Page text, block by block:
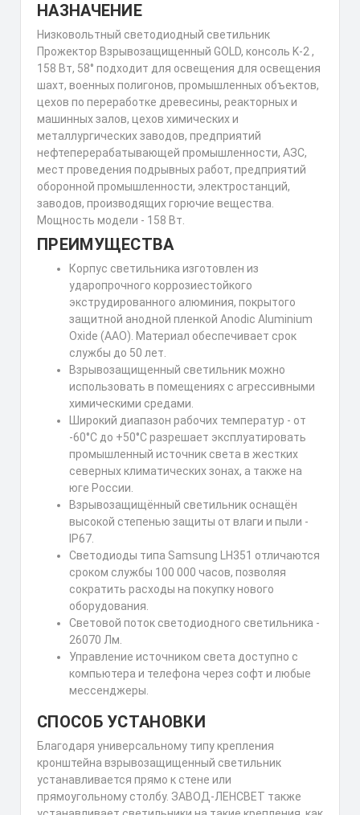
НАЗНАЧЕНИЕ
Низковольтный светодиодный светильник
Прожектор Взрывозащищенный GOLD, консоль K-2 ,
158 Вт, 58° подходит для освещения для освещения
шахт, военных полигонов, промышленных объектов,
цехов по переработке древесины, реакторных и
машинных залов, цехов химических и
металлургических заводов, предприятий
нефтеперерабатывающей промышленности, АЗС,
мест проведения подрывных работ, предприятий
оборонной промышленности, электростанций,
заводов, производящих горючие вещества.
Мощность модели - 158 Вт.
ПРЕИМУЩЕСТВА
Корпус светильника изготовлен из
ударопрочного коррозиестойкого
экструдированного алюминия, покрытого
защитной анодной пленкой Anodic Aluminium
Oxide (AAO). Материал обеспечивает срок
службы до 50 лет.
Взрывозащищенный светильник можно
использовать в помещениях с агрессивными
химическими средами.
Широкий диапазон рабочих температур - от
-60°С до +50°С разрешает эксплуатировать
промышленный источник света в жестких
северных климатических зонах, а также на
юге России.
Взрывозащищённый светильник оснащён
высокой степенью защиты от влаги и пыли -
IP67.
Светодиоды типа Samsung LH351 отличаются
сроком службы 100 000 часов, позволяя
сократить расходы на покупку нового
оборудования.
Световой поток светодиодного светильника -
26070 Лм.
Управление источником света доступно с
компьютера и телефона через софт и любые
мессенджеры.
СПОСОБ УСТАНОВКИ
Благодаря универсальному типу крепления
кронштейна взрывозащищенный светильник
устанавливается прямо к стене или
прямоугольному столбу. ЗАВОД-ЛЕНСВЕТ также